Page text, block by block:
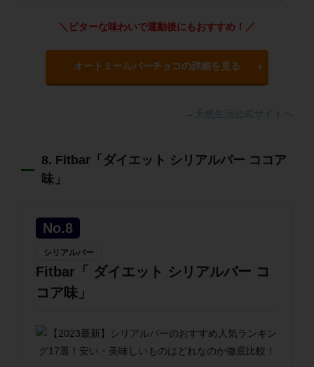
＼ビターな味わいで運動後にもおすすめ！／
オートミールバーチョコの詳細を見る
→天然生活公式サイトへ
8. Fitbar「ダイエット シリアルバー ココア
味」
No.8
シリアルバー
Fitbar「 ダイエット シリアルバー コ
コア味」